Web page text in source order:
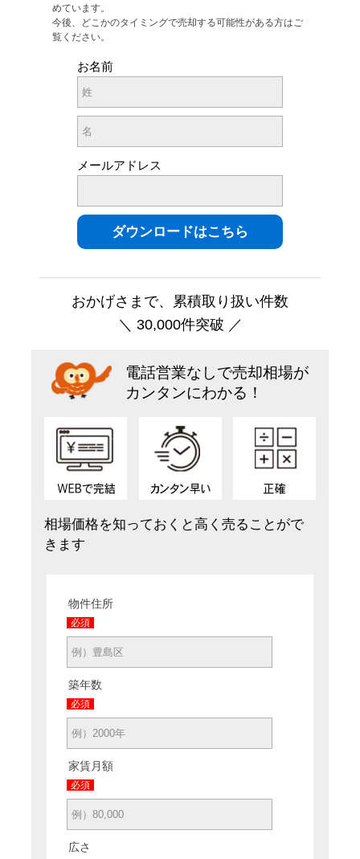
めています。
今後、どこかのタイミングで売却する可能性がある方はご
覧ください。
お名前
メールアドレス
おかげさまで、累積取り扱い件数
＼ 30,000件突破 ／
電話営業なしで売却相場が
カンタンにわかる！
相場価格を知っておくと高く売ることがで
きます
物件住所
必須
築年数
必須
家賃月額
必須
広さ